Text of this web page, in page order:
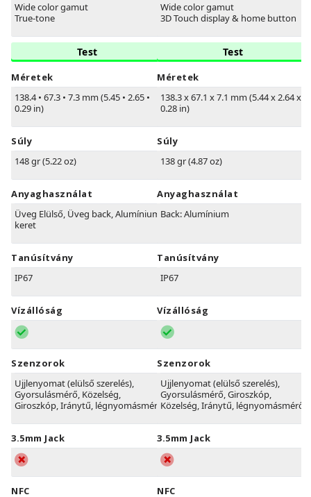
Wide color gamut
True-tone
Test
Méretek
138.4• 67.3 • 7.3 mm (5.45 • 2.65 •
0.29 in)
Súly
148 gr (5.22 oz)
Anyaghasználat
Üveg Elülső, Üveg back, Alumínium
keret
Tanúsítvány
IP67
Vízállóság
Szenzorok
Ujjlenyomat (elülső szerelés),
Gyorsulásmérő, Közelség,
Giroszkóp, Iránytű, légnyomásmérő
3.5mm Jack
NFC
Wide color gamut
3D Touch display & home button
Test
Méretek
138.3 x 67.1 x 7.1 mm (5.44 x 2.64 x
0.28 in)
Súly
138 gr (4.87 oz)
Anyaghasználat
Back: Alumínium
Tanúsítvány
IP67
Vízállóság
Szenzorok
Ujjlenyomat (elülső szerelés),
Gyorsulásmérő, Giroszkóp,
Közelség, Iránytű, légnyomásmérő
3.5mm Jack
NFC